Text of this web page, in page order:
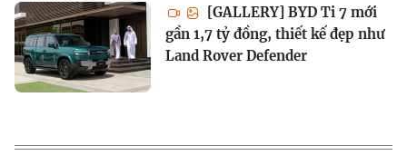
[GALLERY] BYD Ti 7 mới
gần 1,7 tỷ đồng, thiết kế đẹp như
Land Rover Defender